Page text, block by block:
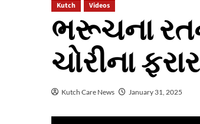
Kutch Videos
ભરૂચના
ચોરીના
Kutch Care News January 31, 2025